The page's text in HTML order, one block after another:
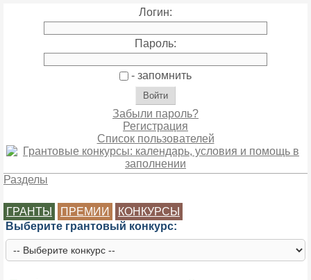
Логин:
Пароль:
- запомнить
Забыли пароль?
Регистрация
Список пользователей
Разделы
ГРАНТЫ ПРЕМИИ
КОНКУРСЫ
Выберите грантовый конкурс: